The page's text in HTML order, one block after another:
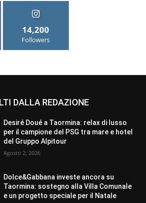
14,200
Followers
DALLA REDAZIONE
Desiré Doué a Taormina: relax di lusso
per il campione del PSG tra mare e hotel
del Gruppo Alpitour
Agosto 2, 2026
Dolce&Gabbana investe ancora su
Taormina: sostegno alla Villa Comunale
e un progetto speciale per il Natale